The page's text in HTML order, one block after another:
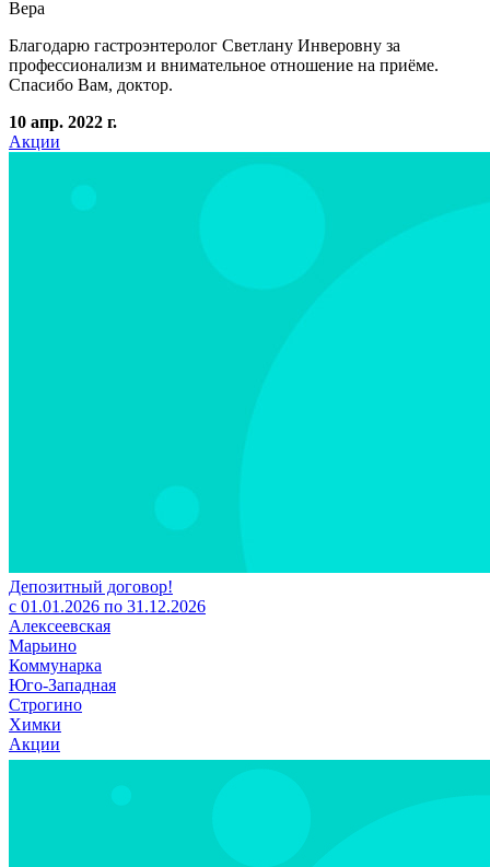
Вера
Благодарю гастроэнтеролог Светлану Инверовну за
профессионализм и внимательное отношение на приёме.
Спасибо Вам, доктор.
10 апр. 2022 г.
Акции
Депозитный договор!
с 01.01.2026 по 31.12.2026
Алексеевская
Марьино
Коммунарка
Юго-Западная
Строгино
Химки
Акции